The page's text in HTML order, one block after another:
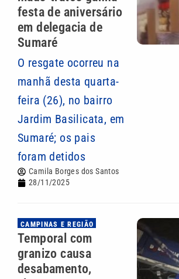
festa de aniversário
em delegacia de
Sumaré
O resgate ocorreu na
manhã desta quarta-
feira (26), no bairro
Jardim Basilicata, em
Sumaré; os pais
foram detidos
Camila Borges dos Santos
28/11/2025
CAMPINAS E REGIÃO
Temporal com
granizo causa
desabamento,